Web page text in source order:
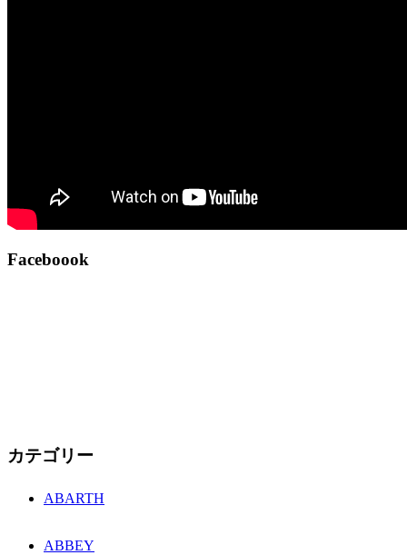
Faceboook
カテゴリー
ABARTH
ABBEY